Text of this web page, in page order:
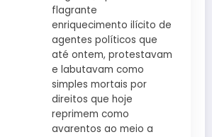
flagrante
enriquecimento ilícito de
agentes políticos que
até ontem, protestavam
e labutavam como
simples mortais por
direitos que hoje
reprimem como
avarentos ao meio a